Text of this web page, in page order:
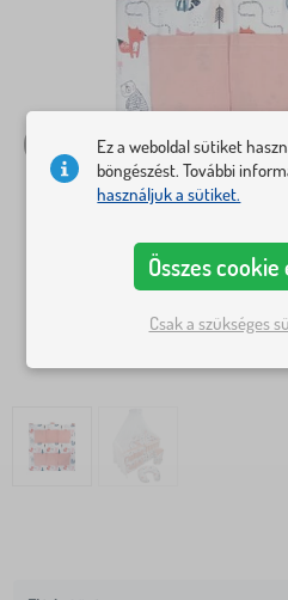
Ez a weboldal sütiket
böngészést. További
használjuk a sütiket.
Összes
Csak a szükséges